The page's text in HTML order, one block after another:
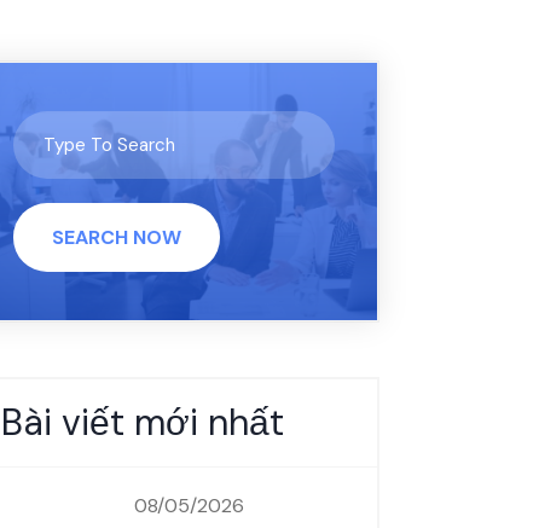
SEARCH NOW
Bài viết mới nhất
08/05/2026